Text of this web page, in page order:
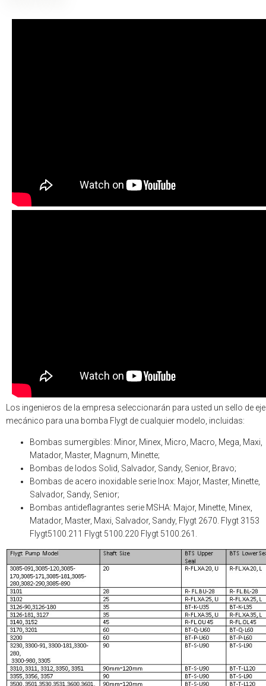
Los ingenieros de la empresa seleccionarán para usted un sello de eje
mecánico para una bomba Flygt de cualquier modelo, incluidas:
Bombas sumergibles: Minor, Minex, Micro, Macro, Mega, Maxi,
Matador, Master, Magnum, Minette;
Bombas de lodos Solid, Salvador, Sandy, Senior, Bravo;
Bombas de acero inoxidable serie Inox: Major, Master, Minette,
Salvador, Sandy, Senior;
Bombas antideflagrantes serie MSHA: Major, Minette, Minex,
Matador, Master, Maxi, Salvador, Sandy, Flygt 2670. Flygt 3153
Flygt5100.211 Flygt 5100.220 Flygt 5100.261.